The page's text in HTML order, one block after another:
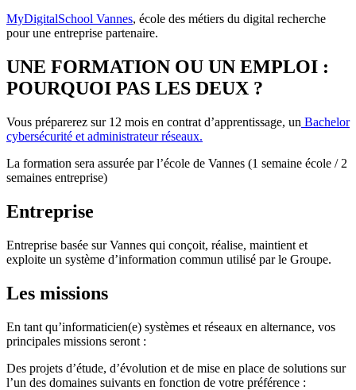
MyDigitalSchool Vannes, école des métiers du digital recherche
pour une entreprise partenaire.
UNE FORMATION OU UN EMPLOI :
POURQUOI PAS LES DEUX ?
Vous préparerez sur 12 mois en contrat d’apprentissage, un Bachelor
cybersécurité et administrateur réseaux.
La formation sera assurée par l’école de Vannes (1 semaine école / 2
semaines entreprise)
Entreprise
Entreprise basée sur Vannes qui conçoit, réalise, maintient et
exploite un système d’information commun utilisé par le Groupe.
Les missions
En tant qu’informaticien(e) systèmes et réseaux en alternance, vos
principales missions seront :
Des projets d’étude, d’évolution et de mise en place de solutions sur
l’un des domaines suivants en fonction de votre préférence :